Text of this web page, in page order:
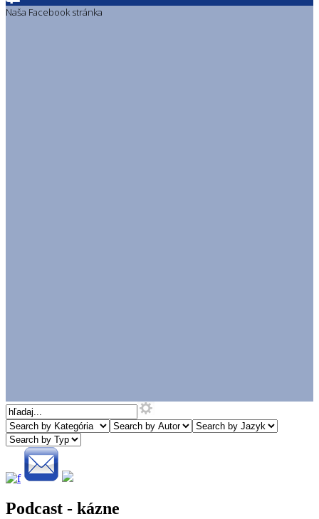
Naša Facebook stránka
Podcast - kázne